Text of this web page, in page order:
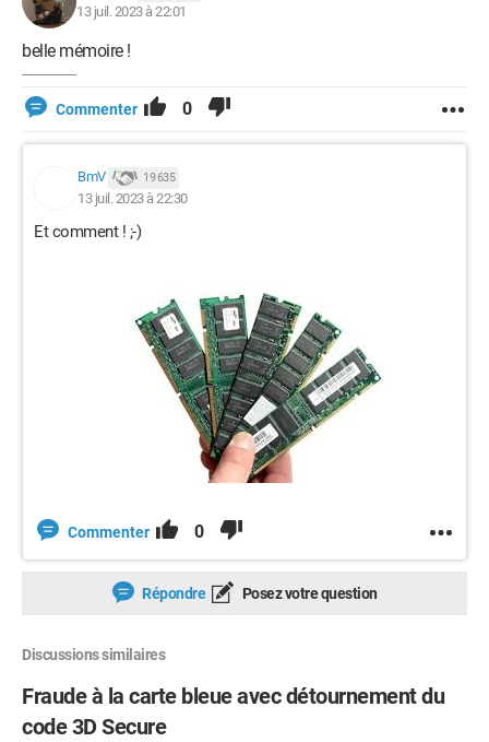
13 juil. 2023 à 22:01
belle mémoire !
Commenter 0
BmV 19 635
13 juil. 2023 à 22:30
Et comment ! ;-)
Commenter 0
Répondre Posez votre question
Discussions similaires
Fraude à la carte bleue avec détournement du
code 3D Secure